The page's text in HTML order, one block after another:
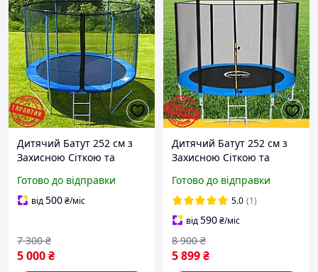
Дитячий Батут 252 см з
Захисною Сіткою та
Спортивний Батут на
Пружинах на Дачу для
Готово до відправки
від500₴/міс
5 000₴
7 300 ₴
Дитячий Батут 252 см з
Захисною Сіткою та
Спортивний Батут на
Пружинах на Дачу для
Стрибків King Sport
Готово до відправки
5.0 (1)
від590₴/міс
5 899₴
8 900 ₴